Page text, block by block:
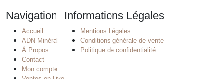
Navigation
Accueil
ADN Minéral
À Propos
Contact
Mon compte
Informations Légales
Mentions Légales
Conditions générale de vente
Politique de confidentialité